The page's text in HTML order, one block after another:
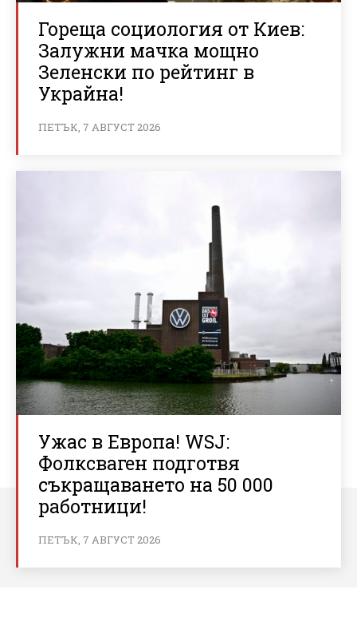
Гореща социология от Киев:
Залужни мачка мощно
Зеленски по рейтинг в
Украйна!
ПЕТЪК, 7 АВГУСТ 2026
Ужас в Европа! WSJ:
Фолксваген подготвя
съкращаването на 50 000
работници!
ПЕТЪК, 7 АВГУСТ 2026